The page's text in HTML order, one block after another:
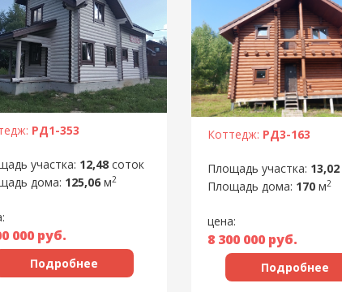
РД1-353
участка: 12,48 соток
дома: 125,06 м2
000 руб.
Подробнее
Коттедж: РД3-163
Площадь участка: 13,02
Площадь дома: 170 м2
цена:
8 300 000 руб.
Подробнее